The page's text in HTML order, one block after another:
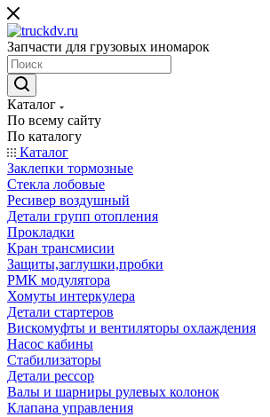
Запчасти для грузовых иномарок
Каталог
По всему сайту
По каталогу
Каталог
Заклепки тормозные
Стекла лобовые
Ресивер воздушный
Детали групп отопления
Прокладки
Кран трансмисии
Защиты,заглушки,пробки
РМК модулятора
Хомуты интеркулера
Детали стартеров
Вискомуфты и вентиляторы охлаждения
Насос кабины
Стабилизаторы
Детали рессор
Валы и шарниры рулевых колонок
Клапана управления